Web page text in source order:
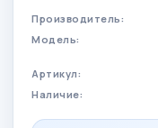
Производитель:
Модель:
Артикул:
Наличие: